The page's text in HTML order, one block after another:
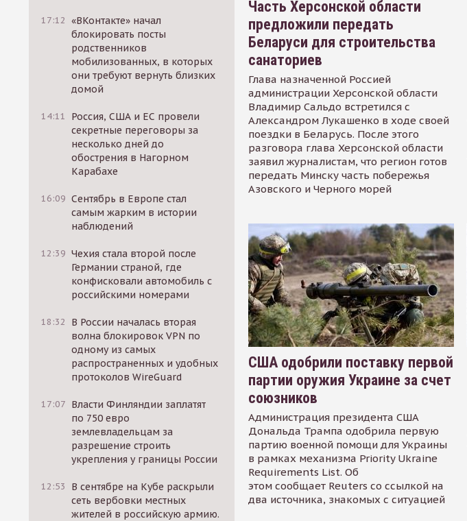
17:12 «ВКонтакте» начал
блокировать посты
родственников
мобилизованных, в которых
они требуют вернуть близких
домой
14:11
Россия, США и ЕС провели
секретные переговоры за
несколько дней до
обострения в Нагорном
Карабахе
16:09 Сентябрь в Европе стал
самым жарким в истории
наблюдений
12:39 Чехия стала второй после
Германии страной, где
конфисковали автомобиль с
российскими номерами
18:32
В России началась вторая
волна блокировок VPN по
одному из самых
распространенных и удобных
протоколов WireGuard
17:07 Власти Финляндии заплатят
по 750 евро
землевладельцам за
разрешение строить
укрепления у границы России
12:53
В сентябре на Кубе раскрыли
сеть вербовки местных
жителей в российскую армию.
Часть Херсонской области
предложили передать
Беларуси для строительства
санаториев
Глава назначенной Россией
администрации Херсонской области
Владимир Сальдо встретился с
Александром Лукашенко в ходе своей
поездки в Беларусь. После этого
разговора глава Херсонской области
заявил журналистам, что регион готов
передать Минску часть побережья
Азовского и Черного морей
США одобрили поставку первой
партии оружия Украине за счет
союзников
Администрация президента США
Дональда Трампа одобрила первую
партию военной помощи для Украины
в рамках механизма Priority Ukraine
Requirements List. Об
этом сообщает Reuters со ссылкой на
два источника, знакомых с ситуацией